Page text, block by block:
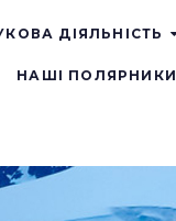
ДІЯЛЬНІСТЬ
НАШІ ПОЛЯРНИКИ